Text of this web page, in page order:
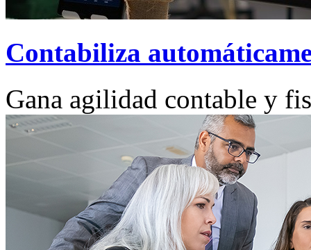
Contabiliza
Gana agilidad contable y